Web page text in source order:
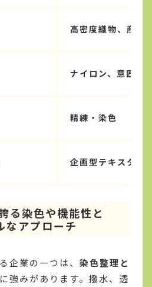
高密度織物、産業
ナイロン、意匠糸
精練・染色
企画型テキスタイ
る染色や機能性と
なアプローチ
企業の一つは、 染色整理と
に強みがあります。撥水、透